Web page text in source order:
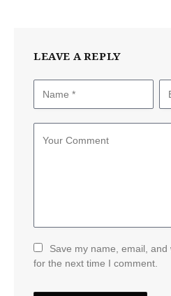
LEAVE A REPLY
Save my name, email,
for the next time I comment.